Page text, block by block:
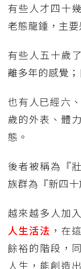
有些人才四十
老態龍鍾，主
有些人五十歲
離多年的感覺
也有人已經六
歲的外表、體
態。
後者被稱為『
族群為『新四十
越來越多人加
人生活法 ，在
餘裕的階段，
人生，能創造